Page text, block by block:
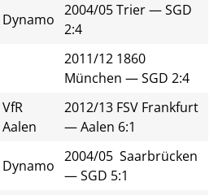
Dynamo
2004/05 Trier — SGD
2:4
2011/12 1860
München — SGD 2:4
VfR
Aalen
2012/13 FSV Frankfurt
— Aalen 6:1
Dynamo
2004/05 Saarbrücken
— SGD 5:1